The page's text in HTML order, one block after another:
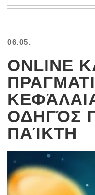
FACTS
GLANDS
FOREVER
ALONE
SELFIES
WEDDING
DAMN
GOOD
FREAKS
06.05.
ONLINE
ΟΔΗΓΌΣ
ΠΑΊΚΤΗ